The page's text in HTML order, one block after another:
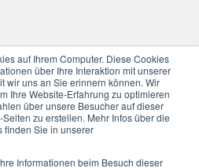
auf Ihrem Computer. Diese Cookies
über Ihre Interaktion mit unserer
wir uns an Sie erinnern können. Wir
Ihre Website-Erfahrung zu optimieren
über unsere Besucher auf dieser
zu erstellen. Mehr Infos über die
finden Sie in unserer
Informationen beim Besuch dieser